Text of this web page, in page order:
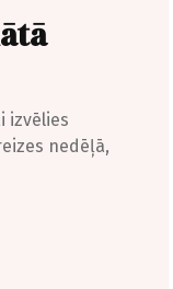
izvēlies
nedēļā,